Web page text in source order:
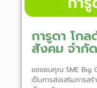
การูดา โก
สังคม จำกัด
ขอขอบคุณ SME Big
เป็นการส่งเสริมการส